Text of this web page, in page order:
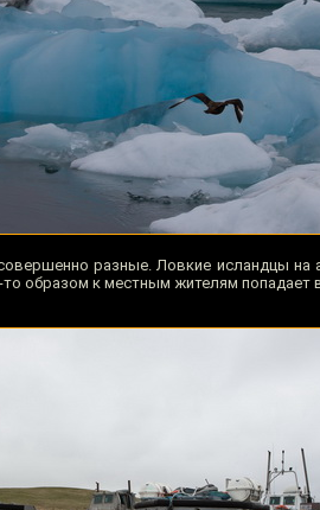
разные. Ловкие исландцы на
образом к местным жителям попадает